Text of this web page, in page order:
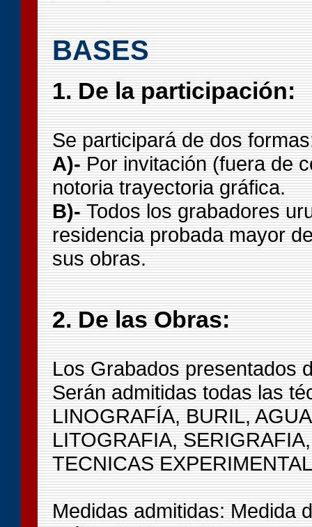
BASES
1. De la participación:
Se participará de dos
A)- Por invitación (fuera de
notoria trayectoria gráfica.
B)- Todos los grabadores
residencia probada mayor
sus obras.
2. De las Obras:
Los Grabados presentados
Serán admitidas todas las
LINOGRAFÍA, BURIL,
LITOGRAFIA,
TECNICAS
Medidas admitidas: Medida